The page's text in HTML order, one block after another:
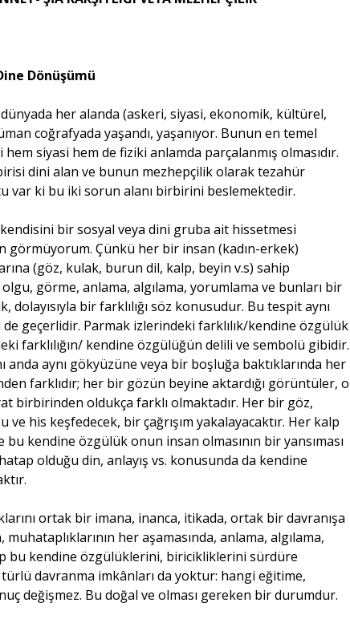
Dönüşümü
dünyada her alanda (askeri, siyasi, ekonomik, kültürel,
coğrafyada yaşandı, yaşanıyor. Bunun en temel
siyasi hem de fiziki anlamda parçalanmış olmasıdır.
dini alan ve bunun mezhepçilik olarak tezahür
var ki bu iki sorun alanı birbirini beslemektedir.
bir sosyal veya dini gruba ait hissetmesi
görmüyorum. Çünkü her bir insan (kadın-erkek)
(göz, kulak, burun dil, kalp, beyin v.s) sahip
görme, anlama, algılama, yorumlama ve bunları bir
bir farklılığı söz konusudur. Bu tespit aynı
geçerlidir. Parmak izlerindeki farklılık/kendine özgülük
farklılığın/ kendine özgülüğün delili ve sembolü gibidir.
aynı gökyüzüne veya bir boşluğa baktıklarında her
farklıdır; her bir gözün beyine aktardığı görüntüler, o
birbirinden oldukça farklı olmaktadır. Her bir göz,
his keşfedecek, bir çağrışım yakalayacaktır. Her kalp
kendine özgülük onun insan olmasının bir yansıması
olduğu din, anlayış vs. konusunda da kendine
ortak bir imana, inanca, itikada, ortak bir davranışa
her aşamasında, anlama, algılama,
bu kendine özgülüklerini, biricikliklerini sürdüre
davranma imkânları da yoktur: hangi eğitime,
değişmez. Bu doğal ve olması gereken bir durumdur.